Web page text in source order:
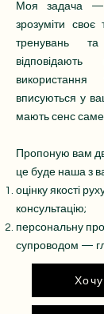
Моя задача —
зрозуміти своє
тренувань
вписуються у
мають сенс
Пропоную вам
це буде наша з
оцінку якості
консультацію;
персональну
супроводом —
Хочу